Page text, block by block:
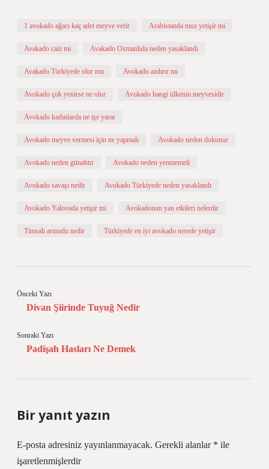
1 avokado ağacı kaç adet meyve verir Arabistanda muz yetişir mi
Avakado caiz mi Avakado Osmanlıda neden yasaklandı
Avakado Türkiyede olur mu Avokado azdırır mı
Avokado çok yenirse ne olur Avokado hangi ülkenin meyvesidir
Avokado kadınlarda ne işe yarar
Avokado meyve vermesi için ne yapmalı Avokado neden dokunur
Avokado neden günahtır Avokado neden yenmemeli
Avokado savaşı nedir Avokado Türkiyede neden yasaklandı
Avokado Yalovada yetişir mi Avokadonun yan etkileri nelerdir
Timsah armudu nedir Türkiyede en iyi avokado nerede yetişir
Önceki Yazı
Divan Şiirinde Tuyuğ Nedir
Sonraki Yazı
Padişah Hasları Ne Demek
Bir yanıt yazın
E-posta adresiniz yayınlanmayacak. Gerekli alanlar * ile
işaretlenmişlerdir